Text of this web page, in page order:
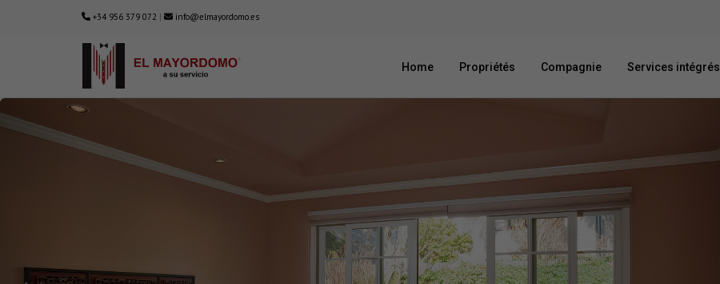
+34 956 379 072 | info@elmayordomo.es
Home Propriétés Compagnie Services intégrés